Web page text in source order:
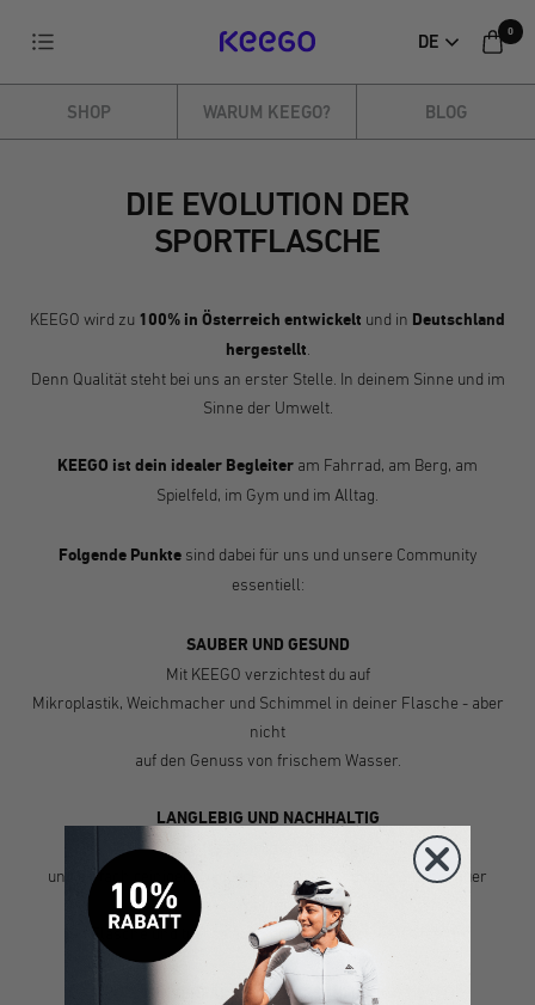
Navigation KEEGO DE
0
SHOP WARUM KEEGO? BLOG
DIE EVOLUTION DER
SPORTFLASCHE
KEEGO wird zu 100% in Österreich entwickelt und in Deutschland
hergestellt
Denn Qualität steht bei uns an erster Stelle. In deinem Sinne und im
Sinne der Umwelt.
KEEGO ist dein idealer Begleiter am Fahrrad, am Berg, am
Spielfeld, im Gym und im Alltag.
Folgende Punkte sind dabei für uns und unsere Community
essentiell:
SAUBER UND GESUND
Mit KEEGO verzichtest du auf
Mikroplastik, Weichmacher und Schimmel in deiner Flasche - aber
nicht
auf den Genuss von frischem Wasser.
LANGLEBIG UND NACHHALTIG
und einfach reinigen. Dadurch verlängerst du die Lebensdauer
Flasche und tust so auch der Umwelt etwas Gutes.
UNVERFÄLSCHTER GESCHMACK